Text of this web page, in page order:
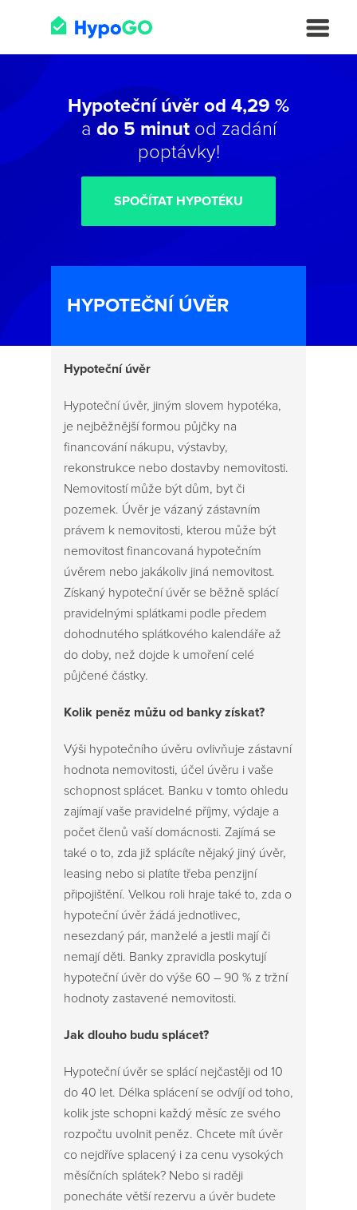
Hypoteční úvěr od 4,29 %
a do 5 minutod zadání
poptávky!
SPOČÍTAT HYPOTÉKU
HYPOTEČNÍ ÚVĚR
Hypoteční úvěr
Hypoteční úvěr, jiným slovem hypotéka,
je nejběžnější formou půjčky na
financování nákupu, výstavby,
rekonstrukce nebo dostavby nemovitosti.
Nemovitostí může být dům, byt či
pozemek. Úvěr je vázaný zástavním
právem k nemovitosti, kterou může být
nemovitost financovaná hypotečním
úvěrem nebo jakákoliv jiná nemovitost.
Získaný hypoteční úvěr se běžně splácí
pravidelnými splátkami podle předem
dohodnutého splátkového kalendáře až
do doby, než dojde k umoření celé
půjčené částky.
Kolik peněz můžu od banky získat?
Výši hypotečního úvěru ovlivňuje zástavní
hodnota nemovitosti, účel úvěru i vaše
schopnost splácet. Banku v tomto ohledu
zajímají vaše pravidelné příjmy, výdaje a
počet členů vaší domácnosti. Zajímá se
také o to, zda již splácíte nějaký jiný úvěr,
leasing nebo si platíte třeba penzijní
připojištění. Velkou roli hraje také to, zda o
hypoteční úvěr žádá jednotlivec,
nesezdaný pár, manželé a jestli mají či
nemají děti. Banky zpravidla poskytují
hypoteční úvěr do výše 60 – 90 % z tržní
hodnoty zastavené nemovitosti.
Jak dlouho budu splácet?
Hypoteční úvěr se splácí nejčastěji od 10
do 40 let. Délka splácení se odvíjí od toho,
kolik jste schopni každý měsíc ze svého
rozpočtu uvolnit peněz. Chcete mít úvěr
co nejdříve splacený i za cenu vysokých
měsíčních splátek? Nebo si raději
ponecháte větší rezervu a úvěr budete